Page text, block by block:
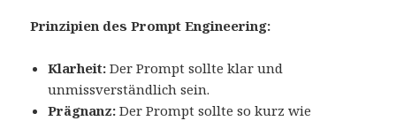
Prinzipien des Prompt Engineering:
Klarheit: Der Prompt sollte klar und
unmissverständlich sein.
Prägnanz: Der Prompt sollte so kurz wie